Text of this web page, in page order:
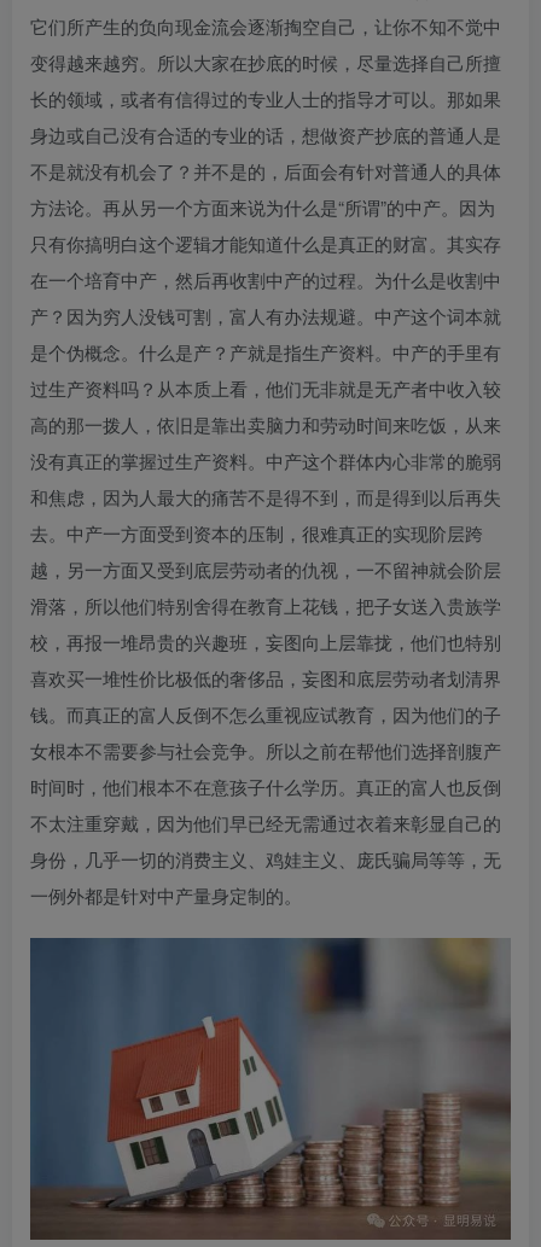
它们所产生的负向现金流会逐渐掏空自己，让你不知不觉中
变得越来越穷。所以大家在抄底的时候，尽量选择自己所擅
长的领域，或者有信得过的专业人士的指导才可以。那如果
身边或自己没有合适的专业的话，想做资产抄底的普通人是
不是就没有机会了？并不是的，后面会有针对普通人的具体
方法论。再从另一个方面来说为什么是“所谓”的中产。因为
只有你搞明白这个逻辑才能知道什么是真正的财富。其实存
在一个培育中产，然后再收割中产的过程。为什么是收割中
产？因为穷人没钱可割，富人有办法规避。中产这个词本就
是个伪概念。什么是产？产就是指生产资料。中产的手里有
过生产资料吗？从本质上看，他们无非就是无产者中收入较
高的那一拨人，依旧是靠出卖脑力和劳动时间来吃饭，从来
没有真正的掌握过生产资料。中产这个群体内心非常的脆弱
和焦虑，因为人最大的痛苦不是得不到，而是得到以后再失
去。中产一方面受到资本的压制，很难真正的实现阶层跨
越，另一方面又受到底层劳动者的仇视，一不留神就会阶层
滑落，所以他们特别舍得在教育上花钱，把子女送入贵族学
校，再报一堆昂贵的兴趣班，妄图向上层靠拢，他们也特别
喜欢买一堆性价比极低的奢侈品，妄图和底层劳动者划清界
钱。而真正的富人反倒不怎么重视应试教育，因为他们的子
女根本不需要参与社会竞争。所以之前在帮他们选择剖腹产
时间时，他们根本不在意孩子什么学历。真正的富人也反倒
不太注重穿戴，因为他们早已经无需通过衣着来彰显自己的
身份，几乎一切的消费主义、鸡娃主义、庞氏骗局等等，无
一例外都是针对中产量身定制的。